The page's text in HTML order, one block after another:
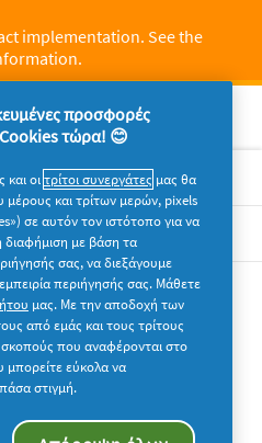
implementation. See the
επιφύλαξη παντός
προσφορές
τώρα! 😊
και οιτρίτοι συνεργάτες μας θα
και τρίτων μερών, pixels
σε αυτόν τον ιστότοπο για να
με βάση τα
σας, να διεξάγουμε
περιήγησής σας. Μάθετε
μας. Με την αποδοχή των
από εμάς και τους τρίτους
που αναφέρονται στο
μπορείτε εύκολα να
στιγμή.